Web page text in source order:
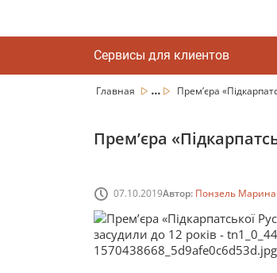
Сервисы для клиентов
Главная ... Прем’єра
Прем’єра
07.10.2019Автор: Понзель Марина